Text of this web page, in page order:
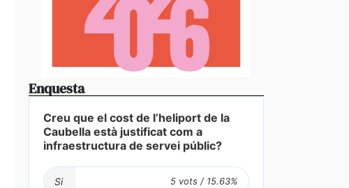
Enquesta
Creu que el cost de l’heliport de la
Caubella està justificat com a
infraestructura de servei públic?
Si